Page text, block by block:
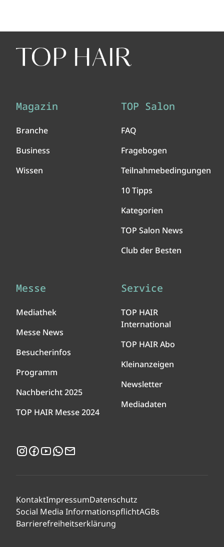
Magazin
Branche
Business
Wissen
TOP Salon
FAQ
Fragebogen
Teilnahmebedingungen
10 Tipps
Kategorien
TOP Salon News
Club der Besten
Messe
Mediathek
Messe News
Besucherinfos
Programm
Nachbericht 2025
TOP HAIR Messe 2024
Service
TOP HAIR
International
TOP HAIR Abo
Kleinanzeigen
Newsletter
Mediadaten
Instagram
Facebook
YouTubeWhatsApp
KontaktImpressumDatenschutz
Social Media InformationspflichtAGBs
Barrierefreiheitserklärung